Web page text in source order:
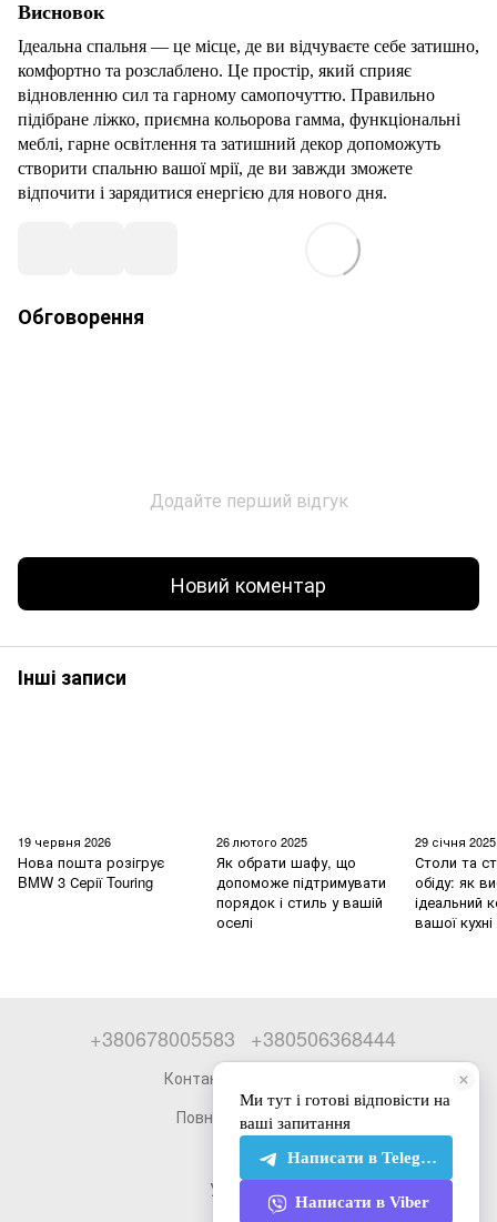
Висновок
Ідеальна спальня — це місце, де ви відчуваєте себе затишно,
комфортно та розслаблено. Це простір, який сприяє
відновленню сил та гарному самопочуттю. Правильно
підібране ліжко, приємна кольорова гамма, функціональні
меблі, гарне освітлення та затишний декор допоможуть
створити спальню вашої мрії, де ви завжди зможете
відпочити і зарядитися енергією для нового дня.
Обговорення
Додайте перший відгук
Новий коментар
Інші записи
19 червня 2026
Нова пошта розігрує
BMW 3 Серії Touring
26 лютого 2025
Як обрати шафу, що
допоможе підтримувати
порядок і стиль у вашій
оселі
29 січня 2025
Столи та
обіду: як
ідеальний
вашої кухні
+380678005583 +380506368444
Контактна інформація
Повна версія сайту
© 2026
Укр Рус